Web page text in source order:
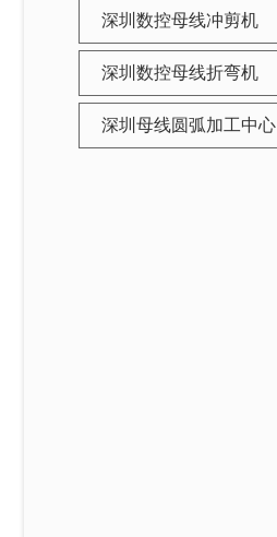
深圳数控母线冲剪机
深圳数控母线折弯机
深圳母线圆弧加工中心